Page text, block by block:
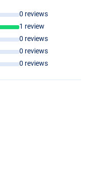
0 reviews
1 review
0 reviews
0 reviews
0 reviews